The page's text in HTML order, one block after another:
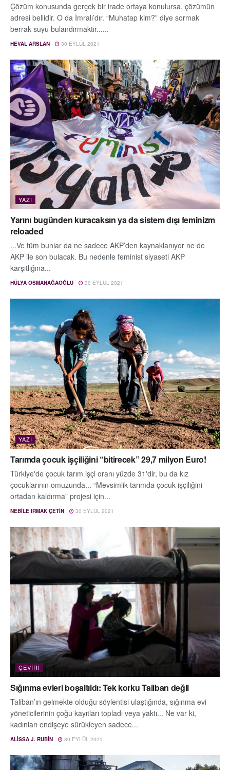
Çözüm konusunda gerçek bir irade ortaya konulursa, çözümün
adresi bellidir. O da İmralı’dır. “Muhatap kim?” diye sormak
berrak suyu bulandırmaktır......
HEVAL ARSLAN 30 EYLÜL 2021
YAZI
Yarını bugünden kuracaksın ya da sistem dışı feminizm
reloaded
...Ve tüm bunlar da ne sadece AKP’den kaynaklanıyor ne de
AKP ile son bulacak. Bu nedenle feminist siyaseti AKP
karşıtlığına...
HÜLYA OSMANAĞAOĞLU 30 EYLÜL 2021
YAZI
Tarımda çocuk işçiliğini “bitirecek” 29,7 milyon Euro!
Türkiye'de çocuk tarım işçi oranı yüzde 31'dir, bu da kız
çocuklarının omuzunda... “Mevsimlik tarımda çocuk işçiliğini
ortadan kaldırma” projesi için...
NEBILE IRMAK ÇETIN 30 EYLÜL 2021
ÇEVIRI
Sığınma evleri boşaltıldı: Tek korku Taliban değil
Taliban’ın gelmekte olduğu söylentisi ulaştığında, sığınma evi
yöneticilerinin çoğu kayıtları topladı veya yaktı... Ne var ki,
kadınları endişeye sürükleyen sadece...
ALISSA J. RUBIN 30 EYLÜL 2021